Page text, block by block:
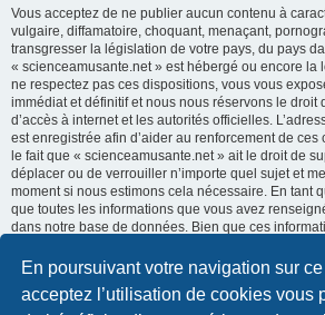
En poursuivant votre navigation sur
acceptez l’utilisation de cookies vous
Vous acceptez de ne publier aucun contenu à
vulgaire, diffamatoire, choquant, menaçant,
transgresser la législation de votre pays, du pays
« scienceamusante.net » est hébergé ou encore la
ne respectez pas ces dispositions, vous vous
immédiat et définitif et nous nous réservons le droit
d’accès à internet et les autorités officielles.
est enregistrée afin d’aider au renforcement de ces
le fait que « scienceamusante.net » ait le droit de
déplacer ou de verrouiller n’importe quel sujet et
moment si nous estimons cela nécessaire. En tant
que toutes les informations que vous avez
dans notre base de données. Bien que ces
« scienceamusante.net », ni phpBB, ne pourront
responsables en cas de tentative de piratage
compromettre vos données.